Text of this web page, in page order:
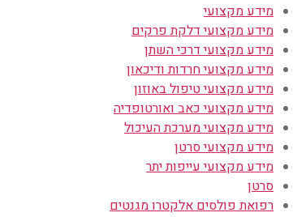
מידע מקצועי
מידע מקצועי דלקת פרקים
מידע מקצועי דרכי השתן
מידע מקצועי חרדות ודיכאון
מידע מקצועי טיפול באוזון
מידע מקצועי כאב ואורטופדיה
מידע מקצועי מערכת העיכול
מידע מקצועי סרטן
מידע מקצועי עייפות יתר
סרטן
רפואת פולסים אלקטרו מגנטים